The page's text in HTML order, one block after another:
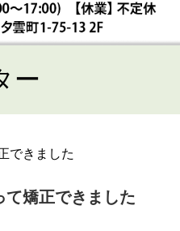
ー
できました
て矯正できました